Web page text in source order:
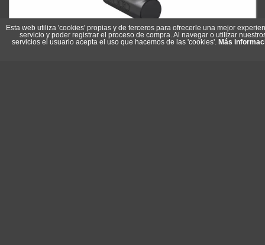
Esta web utiliza 'cookies' propias y de terceros para ofrecerle una mejor
servicio y poder registrar el proceso de compra. Al navegar o utilizar
servicios el usuario acepta el uso que hacemos de las 'cookies'. Más